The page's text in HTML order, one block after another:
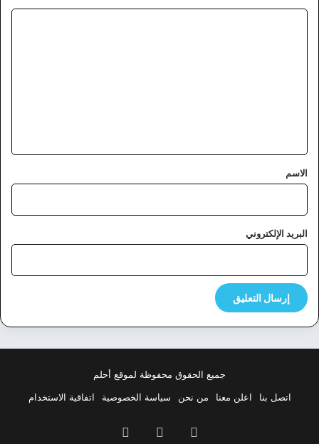
*
الاسم
البريد الإلكتروني
جميع الحقوق محفوظة لموقع أحلم
اتصل بنا
اعلن معنا من نحن سياسة الخصوصية اتفاقية الاستخدام
فيسبوك